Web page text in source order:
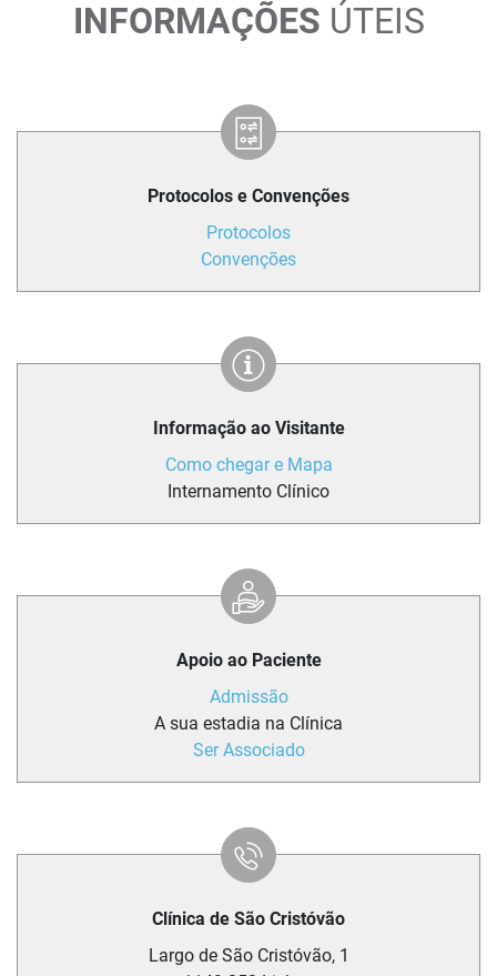
INFORMAÇÕES ÚTEIS
Protocolos e Convenções
Protocolos
Convenções
Informação ao Visitante
Como chegar e Mapa
Internamento Clínico
Apoio ao Paciente
Admissão
A sua estadia na Clínica
Ser Associado
Clínica de São Cristóvão
Largo de São Cristóvão, 1